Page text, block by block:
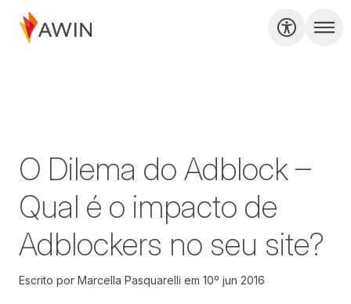
O Dilema do Adblock –
Qual é o impacto de
Adblockers no seu site?
Escrito por Marcella Pasquarelli em 10º jun 2016